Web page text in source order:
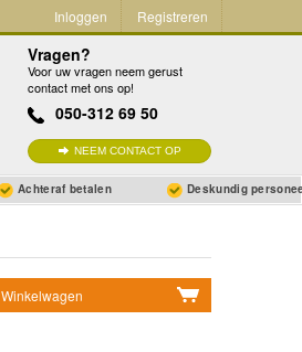
Inloggen Registreren
Vragen?
Voor uw vragen neem gerust
contact met ons op!
050-312 69 50
NEEM CONTACT OP
Achteraf betalen Deskundig
Winkelwagen